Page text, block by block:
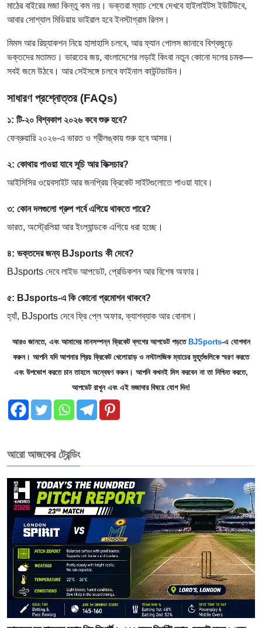
মাঠের বাইরের মজা কিন্তু কম নয়। ভক্তরা ম্যাচ শেষে দেখবে হাইলাইটস ইউটিউবে,
আবার সোশ্যাল মিডিয়ায় ভাইরাল হবে ইনস্টাগ্রাম রিলস।
মিমস আর রিয়্যাকশন নিয়ে হাসাহাসি চলবে, আর ফ্যান পোলস জানাবে বিশ্বজুড়ে
ভক্তদের মতামত। ভারতের জয়, বাংলাদেশের লড়াই কিংবা নতুন কোনো দলের চমক—
সবই জমে উঠবে। আর সেইসঙ্গে চলবে ফাইনাল কাউন্টডাউন।
সাধারণ প্রশ্নোত্তর (FAQs)
১: টি-২০ বিশ্বকাপ ২০২৬ কবে শুরু হবে?
ফেব্রুয়ারি ২০২৬-এ ভারত ও শ্রীলঙ্কায় শুরু হবে আসর।
২: কোথায় পাওয়া যাবে সূচি আর ফিক্সচার?
আইসিসির ওয়েবসাইট আর জনপ্রিয় ক্রিকেট সাইটগুলোতে পাওয়া যাবে।
৩: কোন দলগুলো গ্রুপ পর্বে এগিয়ে থাকতে পারে?
ভারত, অস্ট্রেলিয়া আর ইংল্যান্ডকে এগিয়ে ধরা হচ্ছে।
৪: ভক্তদের জন্য BJsports কী দেবে?
BJsports দেবে লাইভ আপডেট, প্রেডিকশন আর বিশেষ অফার।
৫: BJsports-এ কি কোনো প্রমোশন থাকবে?
হ্যাঁ, BJsports দেবে ফ্রি প্লে অফার, ক্যাশব্যাক আর বোনাস।
আরও জানতে, এবং আমাদের মানসম্পন্ন ক্রিকেট ব্লগের আপডেট পড়তে BJSports-এ যোগদান
করুন। আপনি যদি আপনার প্রিয় ক্রিকেট খেলোয়াড় ও নস্টালজিক ম্যাচের মুহূর্তগুলিকে স্মরণ করতে
এবং উপভোগ করতে চান তাহলে অন্বেষণ করুন। আপনি কখনই মিস করবেন না তা নিশ্চিত করতে,
আপডেট রাখুন এবং এই মজাদার বিষয়ে যোগ দিন!
আরো আজকের ট্রেন্ডিং